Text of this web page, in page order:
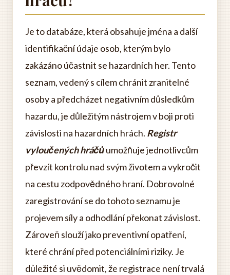
Je to databáze, která obsahuje jména a další
identifikační údaje osob, kterým bylo
zakázáno účastnit se hazardních her. Tento
seznam, vedený s cílem chránit zranitelné
osoby a předcházet negativním důsledkům
hazardu, je důležitým nástrojem v boji proti
závislosti na hazardních hrách. Registr
vyloučených hráčůumožňuje jednotlivcům
převzít kontrolu nad svým životem a vykročit
na cestu zodpovědného hraní. Dobrovolné
zaregistrování se do tohoto seznamu je
projevem síly a odhodlání překonat závislost.
Zároveň slouží jako preventivní opatření,
které chrání před potenciálními riziky. Je
důležité si uvědomit, že registrace není trvalá